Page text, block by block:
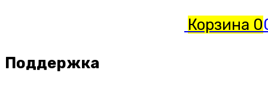
Корзина 0
Поддержка